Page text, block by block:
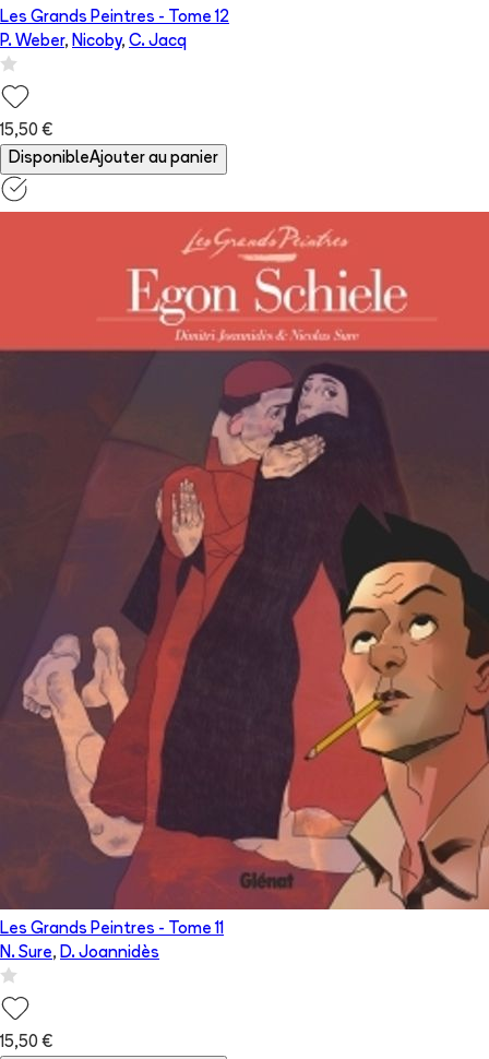
Les Grands Peintres - Tome 12
P. Weber, Nicoby, C. Jacq
15,50 €
DisponibleAjouter au panier
Les Grands Peintres - Tome 11
N. Sure, D. Joannidès
15,50 €